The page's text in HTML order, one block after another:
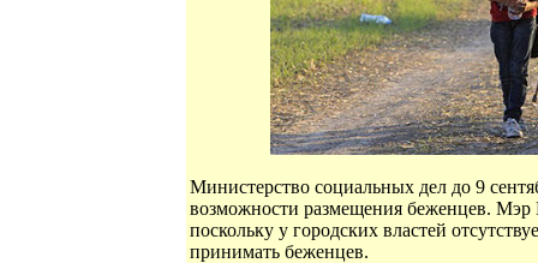
Министерство социальных дел до 9
возможности размещения беженцев. Мэр
поскольку у городских властей
принимать беженцев.